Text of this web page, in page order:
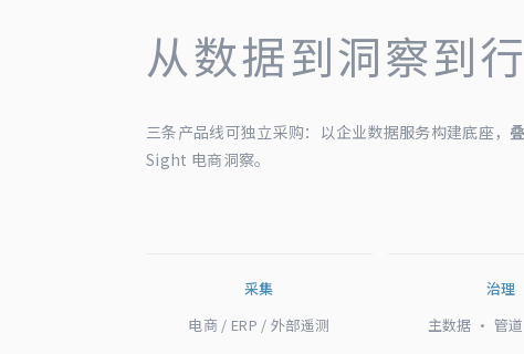
从数据到洞察到
三条产品线可独立采购：以企业数据服务构建底座，
Sight 电商洞察。
采集
电商 / ERP / 外部遥测
治理
主数据 · 管